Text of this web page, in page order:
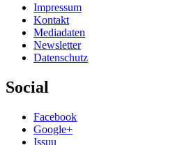
Impressum
Kontakt
Mediadaten
Newsletter
Datenschutz
Social
Facebook
Google+
Issuu